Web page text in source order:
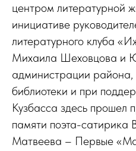
центром литературной
инициативе
литературного клуба
Михаила Шеховцова и
администрации
библиотеки и при
Кузбасса здесь прошел
памяти поэта-
Матвеева – Первые